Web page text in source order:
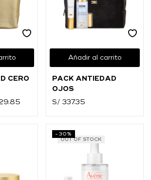
CERO
Añadir al carrito
PACK ANTIEDAD
OJOS
S/ 337.35
OUT OF STOCK
-30%